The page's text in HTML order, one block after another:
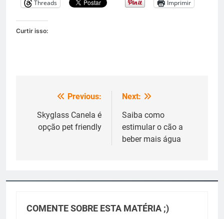
Threads
Imprimir
Curtir isso:
Navegação
de
Post
Previous:
Skyglass Canela é
opção pet friendly
Next:
Saiba como
estimular o cão a
beber mais água
COMENTE SOBRE ESTA MATÉRIA ;)